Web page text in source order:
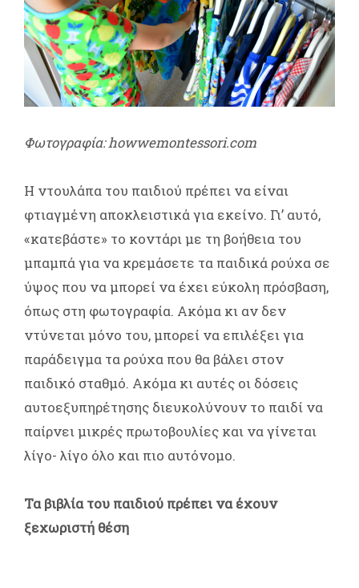
Φωτογραφία: howwemontessori.com
Η ντουλάπα του παιδιού πρέπει να είναι
φτιαγμένη αποκλειστικά για εκείνο. Γι’ αυτό,
«κατεβάστε» το κοντάρι με τη βοήθεια του
μπαμπά για να κρεμάσετε τα παιδικά ρούχα σε
ύψος που να μπορεί να έχει εύκολη πρόσβαση,
όπως στη φωτογραφία. Ακόμα κι αν δεν
ντύνεται μόνο του, μπορεί να επιλέξει για
παράδειγμα τα ρούχα που θα βάλει στον
παιδικό σταθμό. Ακόμα κι αυτές οι δόσεις
αυτοεξυπηρέτησης διευκολύνουν το παιδί να
παίρνει μικρές πρωτοβουλίες και να γίνεται
λίγο- λίγο όλο και πιο αυτόνομο.
Τα βιβλία του παιδιού πρέπει να έχουν
ξεχωριστή θέση